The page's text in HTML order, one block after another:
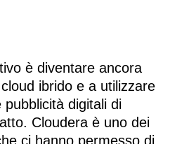
è diventare ancora
ibrido e a utilizzare
pubblicità digitali di
Cloudera è uno dei
ci hanno permesso di